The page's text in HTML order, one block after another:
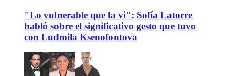
"Lo vulnerable que la vi": Sofía Latorre
habló sobre el significativo gesto que tuvo
con Ludmila Ksenofontova